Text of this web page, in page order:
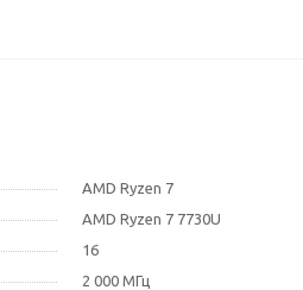
AMD Ryzen 7
AMD Ryzen 7 7730U
16
2 000 МГц